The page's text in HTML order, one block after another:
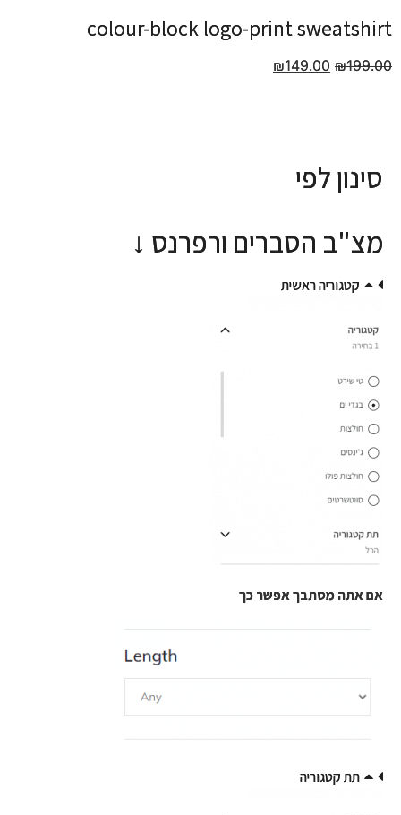
colour-block logo-print sweatshirt
₪199.00
₪149.00
colour-block logo-print sweatshirt
₪199.00
₪149.00
סינון לפי
מצ"ב הסברים ורפרנס ↓
קטגוריה ראשית
אם אתה מסתבך אפשר כך
תת קטגוריה
סינון לפי
מצ"ב הסברים ורפרנס ↓
קטגוריה ראשית
אם אתה מסתבך אפשר כך
תת קטגוריה